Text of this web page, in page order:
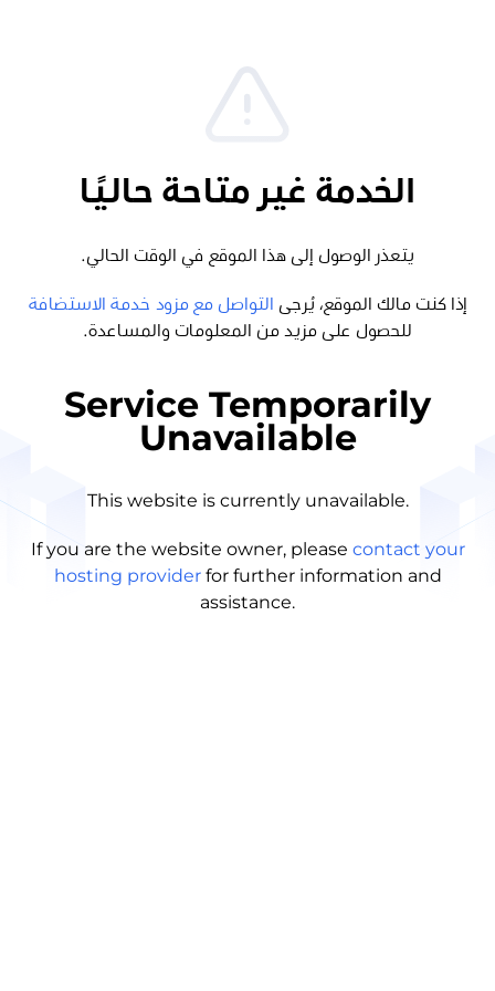
الخدمة غير متاحة حاليًا
يتعذر الوصول إلى هذا الموقع في الوقت الحالي.
إذا كنت مالك الموقع، يُرجى
التواصل مع مزود خدمة الاستضافة
للحصول على مزيد من المعلومات والمساعدة.
Service Temporarily
Unavailable
This website is currently unavailable.
If you are the website owner, please contact your
hosting provider for further information and
assistance.